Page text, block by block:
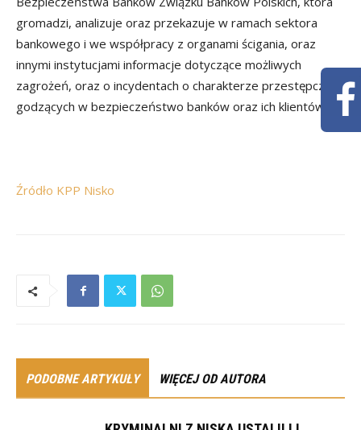
gromadzi, analizuje oraz przekazuje w ramach sektora
bankowego i we współpracy z organami ścigania, oraz
innymi instytucjami informacje dotyczące możliwych
zagrożeń, oraz o incydentach o charakterze przestępczym,
godzących w bezpieczeństwo banków oraz ich klientów.
Źródło KPP Nisko
PODOBNE ARTYKUŁY WIĘCEJ OD AUTORA